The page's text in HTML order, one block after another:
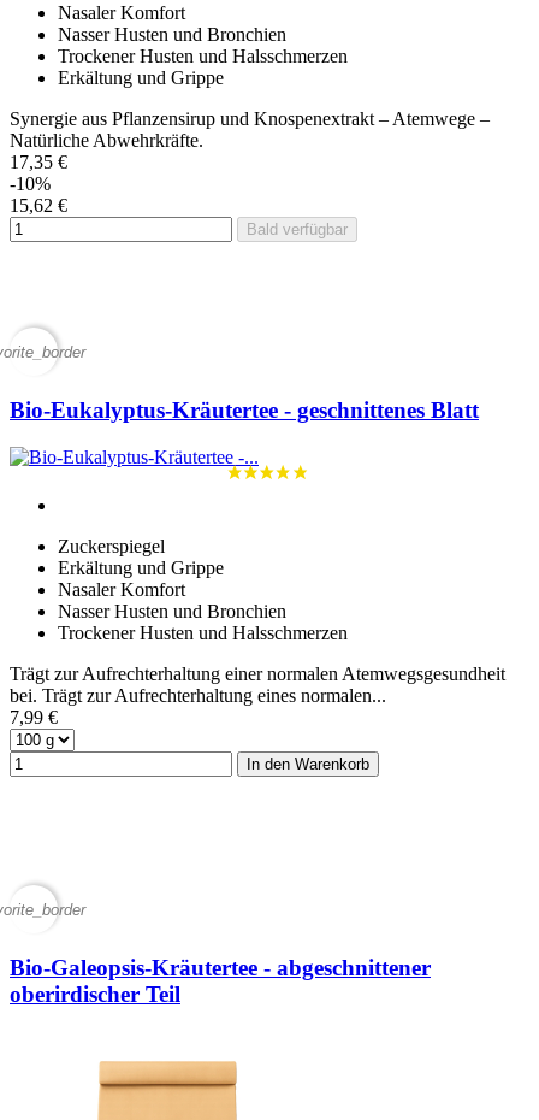
Nasaler Komfort
Nasser Husten und Bronchien
Trockener Husten und Halsschmerzen
Erkältung und Grippe
Synergie aus Pflanzensirup und Knospenextrakt – Atemwege –
Natürliche Abwehrkräfte.
17,35 €
-10%
15,62 €
Bald verfügbar
Bio-Eukalyptus-Kräutertee - geschnittenes Blatt
Zuckerspiegel
Erkältung und Grippe
Nasaler Komfort
Nasser Husten und Bronchien
Trockener Husten und Halsschmerzen
Trägt zur Aufrechterhaltung einer normalen Atemwegsgesundheit
bei. Trägt zur Aufrechterhaltung eines normalen...
7,99 €
In den Warenkorb
Bio-Galeopsis-Kräutertee - abgeschnittener
oberirdischer Teil